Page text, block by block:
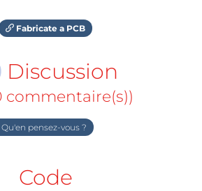
Fabricate a PCB
Discussion
commentaire(s))
Qu'en pensez-vous ?
Code